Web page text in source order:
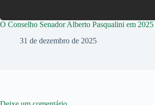
O Conselho Senador Alberto Pasqualini em 2025
31 de dezembro de 2025